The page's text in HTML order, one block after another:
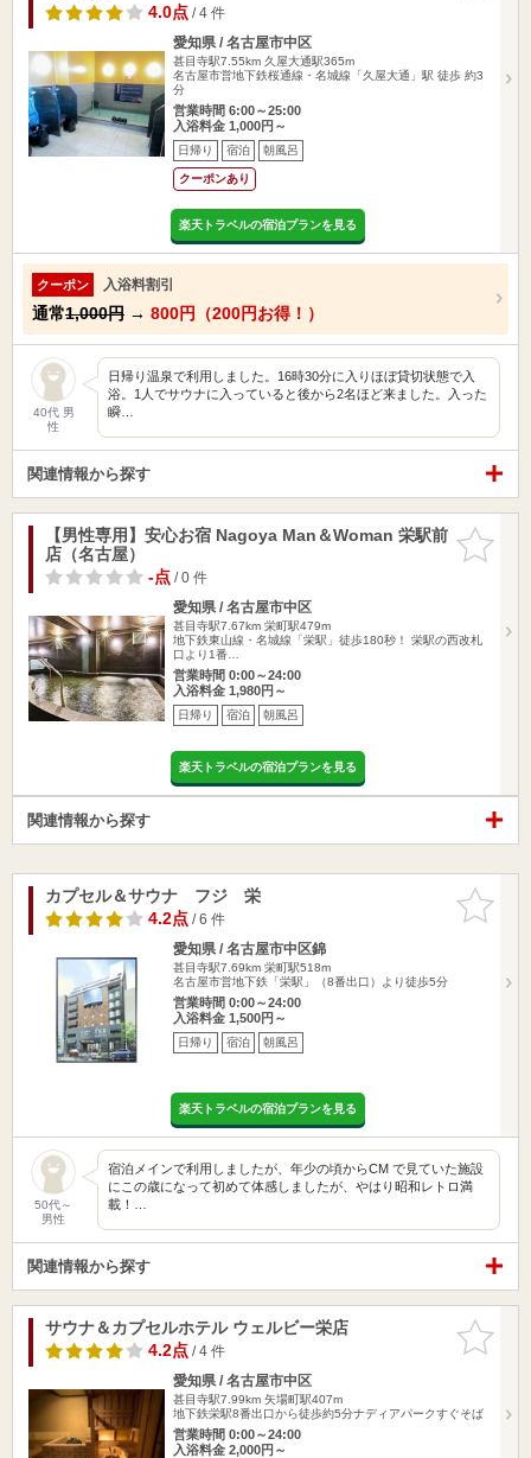
4.0点/ 4 件
愛知県 / 名古屋市中区
甚目寺駅7.55km 久屋大通駅365m
名古屋市営地下鉄桜通線・名城線「久屋大通」駅 徒歩 約3
分
営業時間 6:00～25:00
入浴料金 1,000円～
日帰り 宿泊 朝風呂
クーポンあり
楽天トラベルの宿泊プランを見る
クーポン 入浴料割引
通常1,000円 → 800円（200円お得！）
40代 男
性
日帰り温泉で利用しました。16時30分に入りほぼ貸切状態で入
浴。1人でサウナに入っていると後から2名ほど来ました。入った
瞬…
関連情報から探す
お気に入
りに追加
【男性専用】安心お宿 Nagoya Man＆Woman 栄駅前
店（名古屋）
-点/ 0 件
愛知県 / 名古屋市中区
甚目寺駅7.67km 栄町駅479m
地下鉄東山線・名城線「栄駅」徒歩180秒！ 栄駅の西改札
口より1番…
営業時間 0:00～24:00
入浴料金 1,980円～
日帰り 宿泊 朝風呂
楽天トラベルの宿泊プランを見る
関連情報から探す
お気に入
りに追加
カプセル＆サウナ フジ 栄
4.2点/ 6 件
愛知県 / 名古屋市中区錦
甚目寺駅7.69km 栄町駅518m
名古屋市営地下鉄「栄駅」（8番出口）より徒歩5分
営業時間 0:00～24:00
入浴料金 1,500円～
日帰り 宿泊 朝風呂
楽天トラベルの宿泊プランを見る
50代～
男性
宿泊メインで利用しましたが、年少の頃からCM で見ていた施設
にこの歳になって初めて体感しましたが、やはり昭和レトロ満
載！…
関連情報から探す
お気に入
りに追加
サウナ＆カプセルホテル ウェルビー栄店
4.2点/ 4 件
愛知県 / 名古屋市中区
甚目寺駅7.99km 矢場町駅407m
地下鉄栄駅8番出口から徒歩約5分ナディアパークすぐそば
営業時間 0:00～24:00
入浴料金 2,000円～